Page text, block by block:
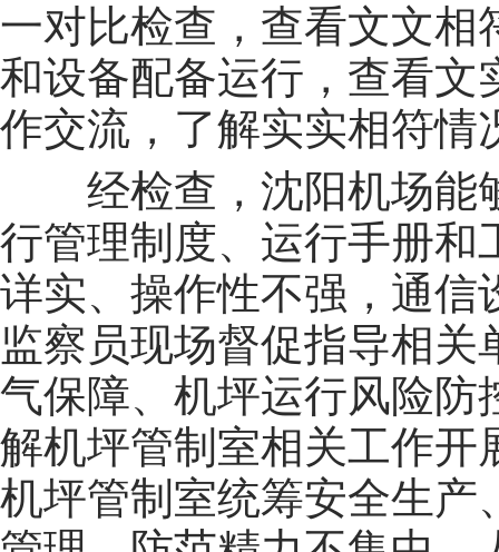
一对比检查，查看文文相
和设备配备运行，查看文
作交流，了解实实相符情
经检查，沈阳机场能
行管理制度、运行手册和
详实、操作性不强，通信
监察员现场督促指导相
气保障、机坪运行风险防
解机坪管制室相关工作开
机坪管制室统筹安全生产